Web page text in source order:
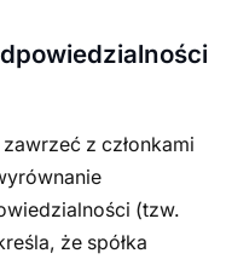
z członkami
(tzw.
że spółka